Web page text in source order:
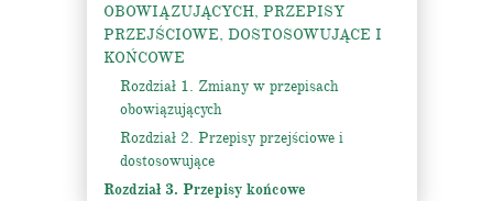
OBOWIĄZUJĄCYCH, PRZEPISY
PRZEJŚCIOWE, DOSTOSOWUJĄCE I
KOŃCOWE
Rozdział 1. Zmiany w przepisach
obowiązujących
Rozdział 2. Przepisy przejściowe i
dostosowujące
Rozdział 3. Przepisy końcowe